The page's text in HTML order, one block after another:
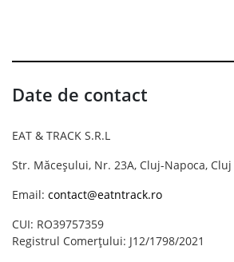
Date de contact
EAT & TRACK S.R.L
Str. Măceșului, Nr. 23A, Cluj-Napoca, Cluj
Email: contact@eatntrack.ro
CUI: RO39757359
Registrul Comerțului: J12/1798/2021